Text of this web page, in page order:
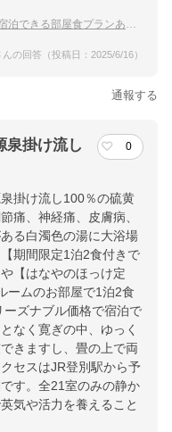
きる部屋食プランありの温泉宿
の回答（投稿日：2025/6/16）
通報する
泉掛け流し
0
掛け流し100％の硫黄
痛、神経痛、皮膚病、
る白濁色の湯に大浴場
期間限定1泊2食付きで
【はなやのほっけ定
ームのお部屋で1泊2食
ズナブル価格で宿泊で
なく寛ぎの中、ゆっく
きますし、畳の上で両
セスはJR登別駅から予
す。全21室のみの静か
気や活力を養えること